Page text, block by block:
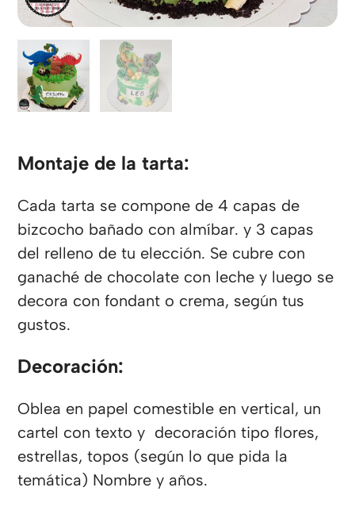
Montaje de la tarta:
Cada tarta se compone de 4 capas de
bizcocho bañado con almíbar. y 3 capas
del relleno de tu elección. Se cubre con
ganaché de chocolate con leche y luego se
decora con fondant o crema, según tus
gustos.
Decoración:
Oblea en papel comestible en vertical, un
cartel con texto y decoración tipo flores,
estrellas, topos (según lo que pida la
temática) Nombre y años.